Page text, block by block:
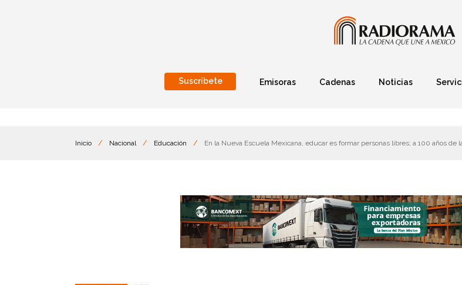
Suscríbete Emisoras Cadenas Noticias
Inicio / Nacional / Educación / En la Nueva Escuela Mexicana, educar es formar personas libres; a 100 años